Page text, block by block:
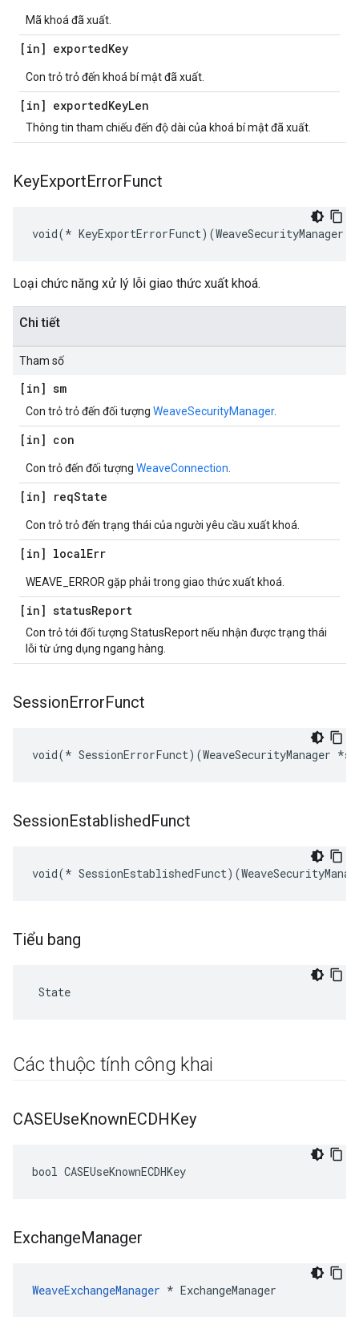
Mã khoá đã xuất.
[in] exportedKey
Con trỏ trỏ đến khoá bí mật đã xuất.
[in] exportedKeyLen
Thông tin tham chiếu đến độ dài của khoá bí mật đã xuất.
KeyExportErrorFunct
void(* KeyExportErrorFunct)(WeaveSecurityManager
Loại chức năng xử lý lỗi giao thức xuất khoá.
Chi tiết
Tham số
[in] sm
Con trỏ trỏ đến đối tượng WeaveSecurityManager.
[in] con
Con trỏ đến đối tượng WeaveConnection
[in] reqState
Con trỏ trỏ đến trạng thái của người yêu cầu xuất khoá.
[in] localErr
WEAVE_ERROR gặp phải trong giao thức xuất khoá.
[in] statusReport
Con trỏ tới đối tượng StatusReport nếu nhận được trạng thái
lỗi từ ứng dụng ngang hàng.
SessionErrorFunct
void(* SessionErrorFunct)(WeaveSecurityManager
SessionEstablishedFunct
void(*
Tiểu bang
State
Các thuộc tính công khai
CASEUseKnownECDHKey
bool CASEUseKnownECDHKey
ExchangeManager
WeaveExchangeManager * ExchangeManager